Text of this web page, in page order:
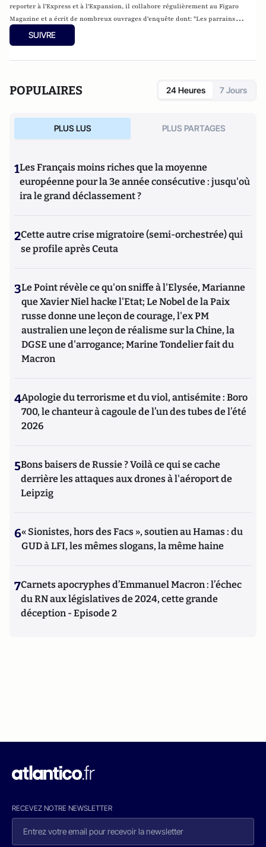
reporter à l'Express et à l'Expansion, il collabore régulièrement au Figaro
Magazine et a écrit de nombreux ouvrages d'enquête dont: "Les parrains
corses" (avec Jacques Follorou), Fayard, 2004; "Dans le secret des présidents",
Fayard/LLL, 2010 et plus récemment
SUIVRE
POPULAIRES 24 Heures 7 Jours
PLUS LUS PLUS PARTAGES
1Les Français moins riches que la moyenne
européenne pour la 3e année consécutive : jusqu'où
ira le grand déclassement ?
2Cette autre crise migratoire (semi-orchestrée) qui
se profile après Ceuta
3Le Point révèle ce qu'on sniffe à l'Elysée, Marianne
que Xavier Niel hacke l'Etat; Le Nobel de la Paix
russe donne une leçon de courage, l'ex PM
australien une leçon de réalisme sur la Chine, la
DGSE une d'arrogance; Marine Tondelier fait du
Macron
4Apologie du terrorisme et du viol, antisémite : Boro
700, le chanteur à cagoule de l’un des tubes de l’été
2026
5Bons baisers de Russie ? Voilà ce qui se cache
derrière les attaques aux drones à l'aéroport de
Leipzig
6« Sionistes, hors des Facs », soutien au Hamas : du
GUD à LFI, les mêmes slogans, la même haine
7Carnets apocryphes d’Emmanuel Macron : l’échec
du RN aux législatives de 2024, cette grande
déception - Episode 2
RECEVEZ NOTRE NEWSLETTER